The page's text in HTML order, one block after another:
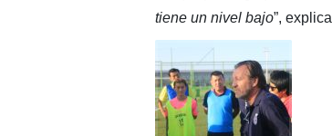
tiene un nivel bajo”,